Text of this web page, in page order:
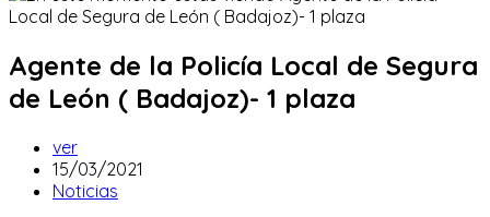
Agente de la Policía Local de Segura
de León ( Badajoz)- 1 plaza
Autor
de
la
ver
Publicación
de
15/03/2021
Categoría
Noticias